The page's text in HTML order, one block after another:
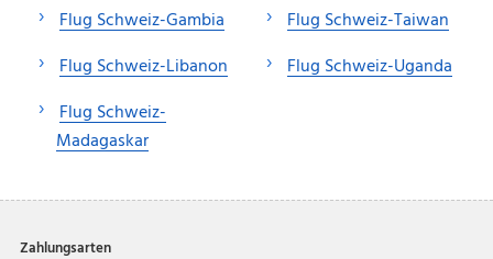
Flug Schweiz-Gambia
Flug Schweiz-Libanon
Flug Schweiz-
Madagaskar
Flug Schweiz-Taiwan
Flug Schweiz-Uganda